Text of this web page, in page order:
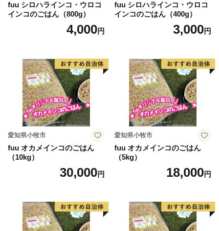
fuu シロハラインコ・ウロコ
インコのごはん（800g）
4,000円
fuu シロハラインコ・ウロコ
インコのごはん（400g）
3,000円
愛知県小牧市
fuu オカメインコのごはん
（10kg）
30,000円
愛知県小牧市
fuu オカメインコのごはん
（5kg）
18,000円